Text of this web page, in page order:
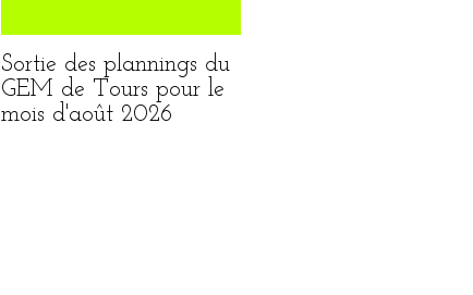
Sortie des plannings du
GEM de Tours pour le
mois d'août 2026